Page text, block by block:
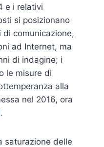
e i relativi
si posizionano
comunicazione,
ad Internet, ma
di indagine; i
le misure di
alla
nel 2016, ora
.
saturazione delle